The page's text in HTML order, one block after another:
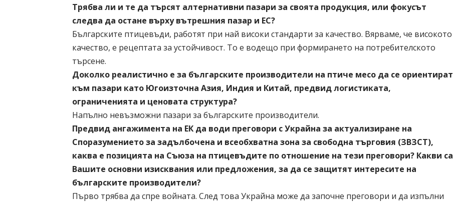
Трябва ли и те да търсят алтернативни пазари за своята продукция, или фокусът
следва да остане върху вътрешния пазар и ЕС?
Българските птицевъди, работят при най високи стандарти за качество. Вярваме, че високото
качество, е рецептата за устойчивост. То е водещо при формирането на потребителското
търсене.
Доколко реалистично е за българските производители на птиче месо да се ориентират
към пазари като Югоизточна Азия, Индия и Китай, предвид логистиката,
ограниченията и ценовата структура?
Напълно невъзможни пазари за българските производители.
Предвид ангажимента на ЕК да води преговори с Украйна за актуализиране на
Споразумението за задълбочена и всеобхватна зона за свободна търговия (ЗВЗСТ),
каква е позицията на Съюза на птицевъдите по отношение на тези преговори? Какви са
Вашите основни изисквания или предложения, за да се защитят интересите на
българските производители?
Първо трябва да спре войната. След това Украйна може да започне преговори и да изпълни